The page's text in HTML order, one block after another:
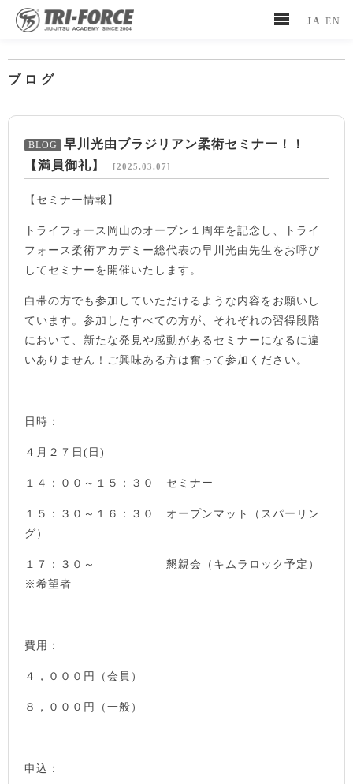
ブログ
早川光由ブラジリアン柔術セミナー！！
【満員御礼】
[2025.03.07]
【セミナー情報】
トライフォース岡山のオープン１周年を記念し、トライ
フォース柔術アカデミー総代表の早川光由先生をお呼び
してセミナーを開催いたします。
白帯の方でも参加していただけるような内容をお願いし
ています。参加したすべての方が、それぞれの習得段階
において、新たな発見や感動があるセミナーになるに違
いありません！ご興味ある方は奮って参加ください。
日時：
４月２７日(日)
１４：００～１５：３０ セミナー
１５：３０～１６：３０ オープンマット（スパーリン
グ）
１７：３０～ 懇親会（キムラロック予定）
※希望者
費用：
４，０００円（会員）
８，０００円（一般）
申込：
JA EN